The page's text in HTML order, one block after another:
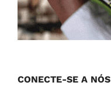
CONECTE-SE A NÓS